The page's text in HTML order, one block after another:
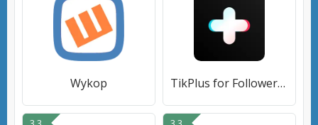
Wykop TikPlus for Followers and Fans